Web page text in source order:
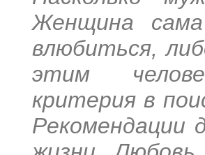
Женщина
влюбиться,
этим
критерия в
Рекомендации